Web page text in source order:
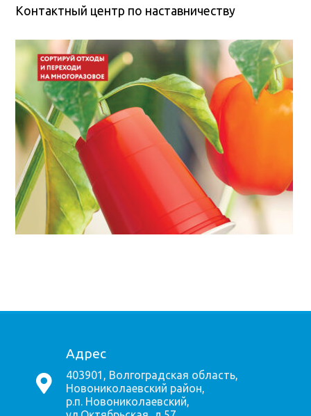
Контактный центр по наставничеству
Адрес
403901, Волгоградская область,
Новониколаевский район,
р.п. Новониколаевский,